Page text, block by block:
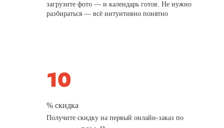
загрузите фото — и календарь готов. Не нужно
разбираться — всё интуитивно понятно
% скидка
Получите скидку на первый онлайн-заказ по